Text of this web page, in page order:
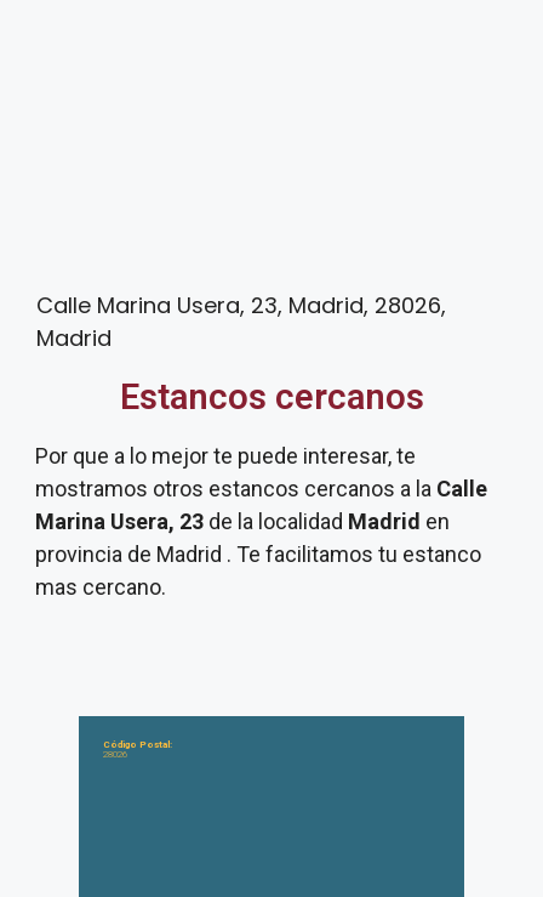
Calle Marina Usera, 23, Madrid, 28026,
Madrid
Estancos cercanos
Por que a lo mejor te puede interesar, te
mostramos otros estancos cercanos a la Calle
Marina Usera, 23 de la localidad Madrid en
provincia de Madrid . Te facilitamos tu estanco
mas cercano.
Código Postal:
28026